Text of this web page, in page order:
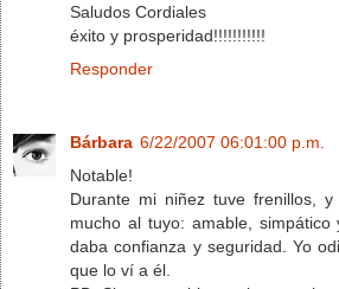
Saludos Cordiales
éxito y prosperidad!!!!!!!!!!!
Responder
Bárbara 6/22/2007 06:01:00 p.m.
Notable!
Durante mi niñez tuve frenillos,
mucho al tuyo: amable,
daba confianza y seguridad. Yo
que lo ví a él.